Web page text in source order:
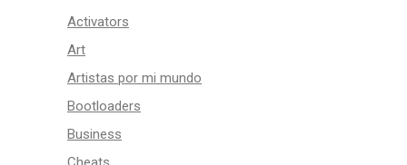
Activators
Art
Artistas por mi mundo
Bootloaders
Business